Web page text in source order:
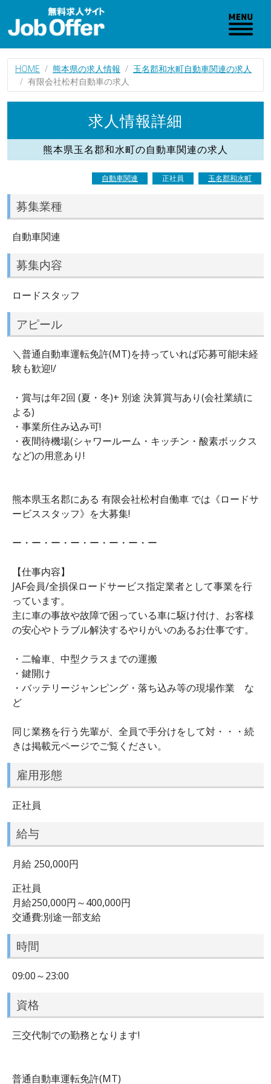
HOME 熊本県の求人情報
玉名郡和水町自動車関連の求人
有限会社松村自動車の求人
求人情報詳細
熊本県玉名郡和水町の自動車関連の求人
自動車関連 正社員 玉名郡和水町
募集業種
自動車関連
募集内容
ロードスタッフ
アピール
＼普通自動車運転免許(MT)を持っていれば応募可能!未経
験も歓迎!/
・賞与は年2回 (夏・冬)+ 別途 決算賞与あり(会社業績に
よる)
・事業所住み込み可!
・夜間待機場(シャワールーム・キッチン・酸素ボックス
など)の用意あり!
熊本県玉名郡にある 有限会社松村自働車 では《ロードサ
ービススタッフ》を大募集!
ー・ー・ー・ー・ー・ー・ー・ー
【仕事内容】
JAF会員/全損保ロードサービス指定業者として事業を行
っています。
主に車の事故や故障で困っている車に駆け付け、お客様
の安心やトラブル解決するやりがいのあるお仕事です。
・二輪車、中型クラスまでの運搬
・鍵開け
・バッテリージャンピング・落ち込み等の現場作業 な
ど
同じ業務を行う先輩が、全員で手分けをして対・・・続
きは掲載元ページでご覧ください。
雇用形態
正社員
給与
月給 250,000円
正社員
月給250,000円～400,000円
交通費:別途一部支給
時間
09:00～23:00
資格
三交代制での勤務となります!
普通自動車運転免許(MT)